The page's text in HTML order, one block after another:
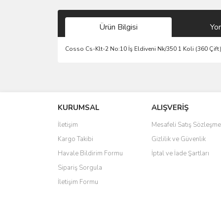
Ürün Bilgisi
Cosso Cs-Klt-2 No:10 İş Eldiveni Nk/350 1 Koli (360 Çift)
Ürün resmi kalitesiz, bozuk veya görüntülenemiyor.
Ürün açıklamasında eksik bilgiler bulunuyor.
Ürün bilgilerinde hatalar bulunuyor.
Ürün fiyatı diğer sitelerden daha pahalı.
Bu ürüne benzer farklı alternatifler olmalı.
KURUMSAL
İletişim
Kargo Takibi
Havale Bildirim Formu
Sipariş Sorgula
İletişim Formu
ALIŞVERİŞ
Mesafeli Satış
Gizlilik ve Güvenlik
İptal ve İade Şartları